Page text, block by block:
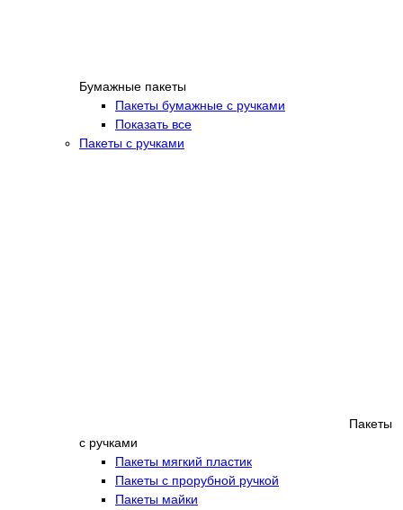
Бумажные пакеты
Пакеты бумажные с ручками
Показать все
Пакеты с ручками
Пакеты
с ручками
Пакеты мягкий пластик
Пакеты с прорубной ручкой
Пакеты майки